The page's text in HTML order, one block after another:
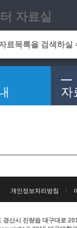
자료실
자
개인정보처리방침
경산시 진량읍 대구대로